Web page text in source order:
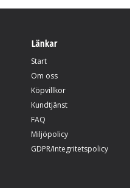
Länkar
Start
Om oss
Köpvillkor
Kundtjänst
FAQ
Miljöpolicy
GDPR/Integritetspolicy